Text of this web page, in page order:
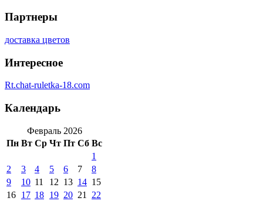
Партнеры
доставка цветов
Интересное
Rt.chat-ruletka-18.com
Календарь
Февраль 2026
Пн Вт Ср Чт Пт Сб Вс
1
2
3 4 5 6 7
8
9
10 11 12 13 14 15
16 17 18 19 20 21 22